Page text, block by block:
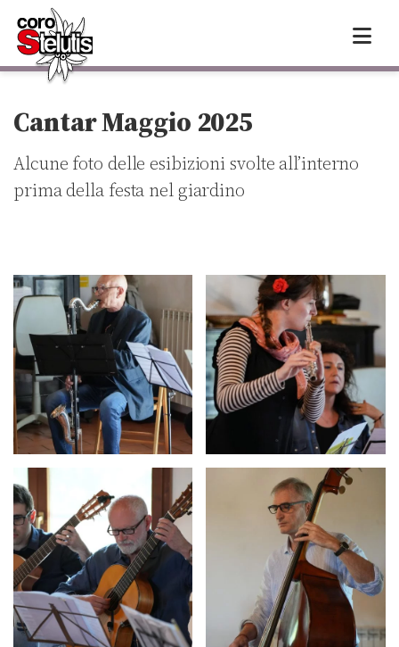
content
Cantar Maggio 2025
Alcune foto delle esibizioni svolte all’interno
prima della festa nel giardino